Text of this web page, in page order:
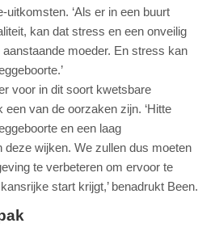
‘Als er in een buurt
kan dat stress en een onveilig
moeder. En stress kan
voor in dit soort kwetsbare
van de oorzaken zijn. ‘Hitte
en een laag
deze wijken. We zullen dus moeten
te verbeteren om ervoor te
start krijgt,’ benadrukt Been.